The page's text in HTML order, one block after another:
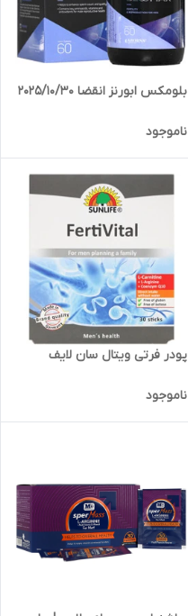
بلومکس ابورنز انقضا 2025/10/30
ناموجود
پودر فرتی ویتال سان لایف
ناموجود